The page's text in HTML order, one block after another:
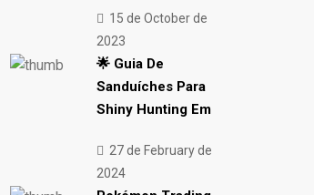
15 de October de
2023
🌟 Guia De
Sanduíches Para
Shiny Hunting Em
27 de February de
2024